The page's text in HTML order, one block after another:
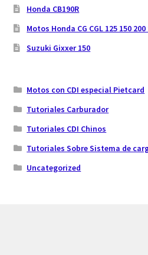
Honda CB190R
Motos Honda CG CGL 125 150
Suzuki Gixxer 150
Motos con CDI especial Pietcard
Tutoriales Carburador
Tutoriales CDI Chinos
Tutoriales Sobre Sistema de
Uncategorized